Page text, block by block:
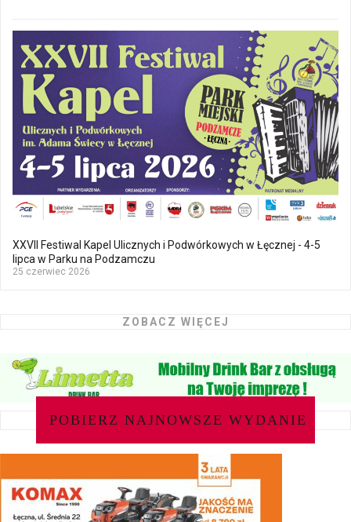
XXVII Festiwal Kapel Ulicznych i Podwórkowych w Łęcznej - 4-5
lipca w Parku na Podzamczu
25 czerwiec 2026
ZOBACZ WIĘCEJ
POBIERZ NAJNOWSZE WYDANIE